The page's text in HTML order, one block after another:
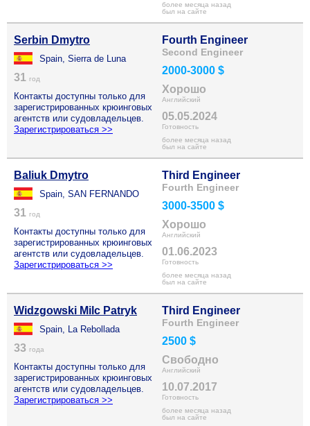
более месяца назад
был на сайте
Serbin Dmytro
Spain, Sierra de Luna
31 год
Контакты доступны только для
зарегистрированных крюинговых
агентств или судовладельцев.
Зарегистрироваться >>
Fourth Engineer
Second Engineer
2000-3000 $
Хорошо
Английский
05.05.2024
Готовность
более месяца назад
был на сайте
Baliuk Dmytro
Spain, SAN FERNANDO
31 год
Контакты доступны только для
зарегистрированных крюинговых
агентств или судовладельцев.
Зарегистрироваться >>
Third Engineer
Fourth Engineer
3000-3500 $
Хорошо
Английский
01.06.2023
Готовность
более месяца назад
был на сайте
Widzgowski Milc Patryk
Spain, La Rebollada
33 года
Контакты доступны только для
зарегистрированных крюинговых
агентств или судовладельцев.
Зарегистрироваться >>
Third Engineer
Fourth Engineer
2500 $
Свободно
Английский
10.07.2017
Готовность
более месяца назад
был на сайте